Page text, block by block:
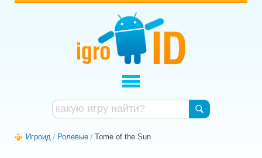
Игроид Ролевые Tome of the Sun